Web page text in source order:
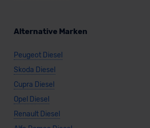
Alternative Marken
Peugeot Diesel
Skoda Diesel
Cupra Diesel
Opel Diesel
Renault Diesel